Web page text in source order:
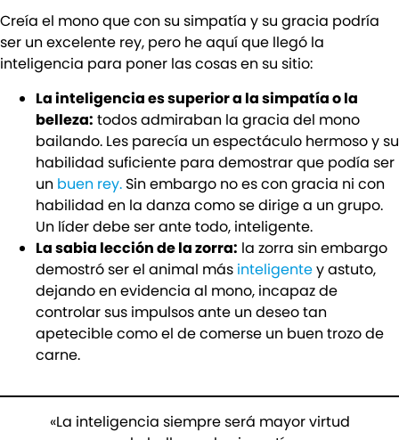
Creía el mono que con su simpatía y su gracia podría
ser un excelente rey, pero he aquí que llegó la
inteligencia para poner las cosas en su sitio:
La inteligencia es superior a la simpatía o la
belleza: todos admiraban la gracia del mono
bailando. Les parecía un espectáculo hermoso y su
habilidad suficiente para demostrar que podía ser
un buen rey. Sin embargo no es con gracia ni con
habilidad en la danza como se dirige a un grupo.
Un líder debe ser ante todo, inteligente.
La sabia lección de la zorra: la zorra sin embargo
demostró ser el animal más inteligentey astuto,
dejando en evidencia al mono, incapaz de
controlar sus impulsos ante un deseo tan
apetecible como el de comerse un buen trozo de
carne.
«La inteligencia siempre será mayor virtud